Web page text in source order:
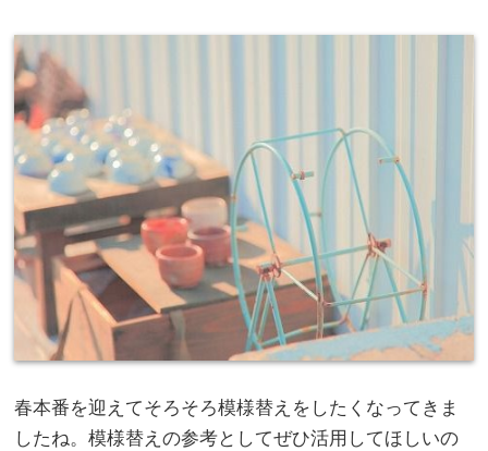
春本番を迎えてそろそろ模様替えをしたくなってきま
したね。模様替えの参考としてぜひ活用してほしいの